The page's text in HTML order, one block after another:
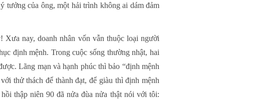
tưởng của ông, một hải trình không ai dám đảm
Xưa nay, doanh nhân vốn vẫn thuộc loại người
định mệnh. Trong cuộc sống thường nhật, hai
Lãng mạn và hạnh phúc thì bảo “định mệnh
thử thách để thành đạt, để giàu thì định mệnh
thập niên 90 đã nửa đùa nửa thật nói với tôi: